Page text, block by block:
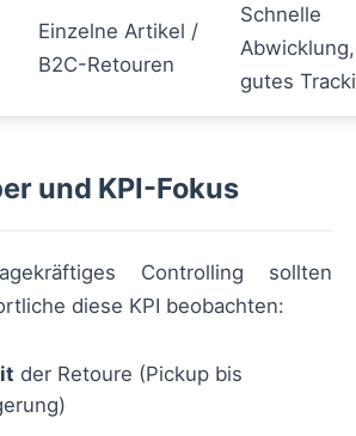
Einzelne Artikel /
B2C-Retouren
Schnelle
Abwicklung,
gutes
und KPI-Fokus
Controlling sollten
diese KPI beobachten:
der Retoure (Pickup bis